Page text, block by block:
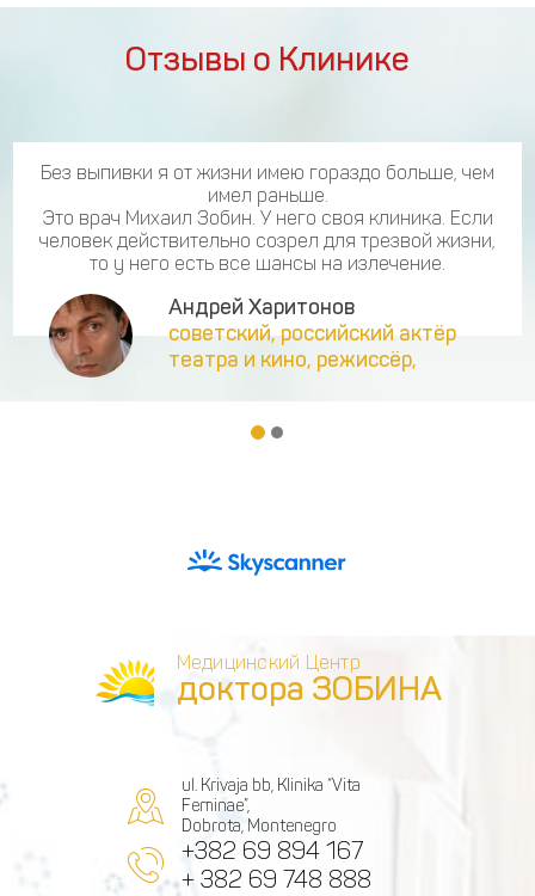
Отзывы о Клинике
Без выпивки я от жизни имею гораздо больше, чем
имел раньше.
Это врач Михаил Зобин. У него своя клиника. Если
человек действительно созрел для трезвой жизни,
то у него есть все шансы на излечение.
Андрей Харитонов
советский, российский актёр
театра и кино, режиссёр,
Медицинский Центр
доктора ЗОБИНА
ul. Krivaja bb, Klinika “Vita
Feminae”,
Dobrota, Montenegro
+382 69 894 167
+ 382 69 748 888